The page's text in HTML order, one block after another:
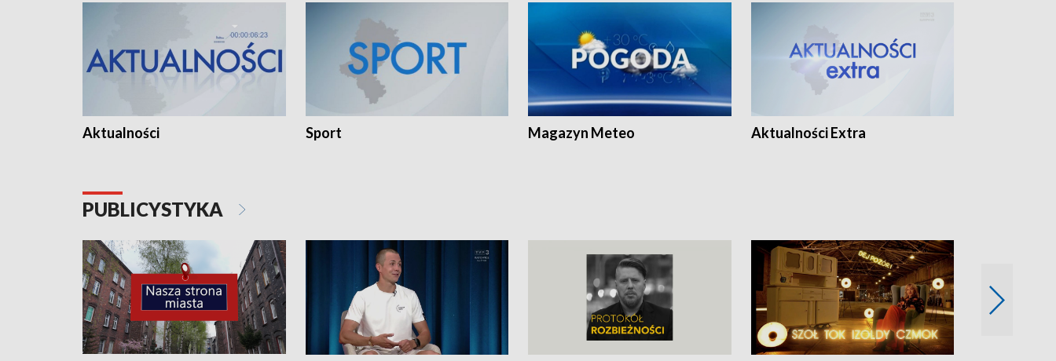
Aktualności Sport Magazyn Meteo Aktualności Extra
PUBLICYSTYKA